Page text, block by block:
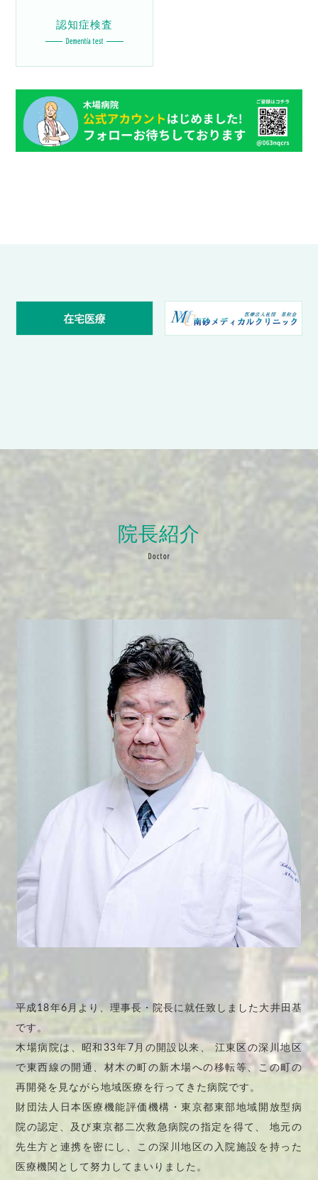
認知症検査
Dementia test
院長紹介
Doctor
平成18年6月より、理事長・院長に就任致しました大井田基
です。
木場病院は、昭和33年7月の開設以来、 江東区の深川地区
で東西線の開通、材木の町の新木場への移転等、この町の
再開発を見ながら地域医療を行ってきた病院です。
財団法人日本医療機能評価機構・東京都東部地域開放型病
院の認定、及び東京都二次救急病院の指定を得て、 地元の
先生方と連携を密にし、この深川地区の入院施設を持った
医療機関として努力してまいりました。